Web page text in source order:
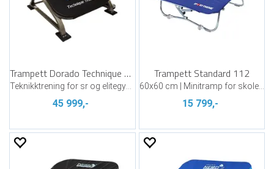
Trampett Dorado Technique Trainer 40
45 999,-
Trampett Standard 112
60x60 cm | Minitramp for skole og idrett
15 799,-